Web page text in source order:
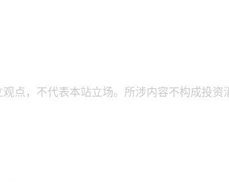
点，不代表本站立场。所涉内容不构成投资